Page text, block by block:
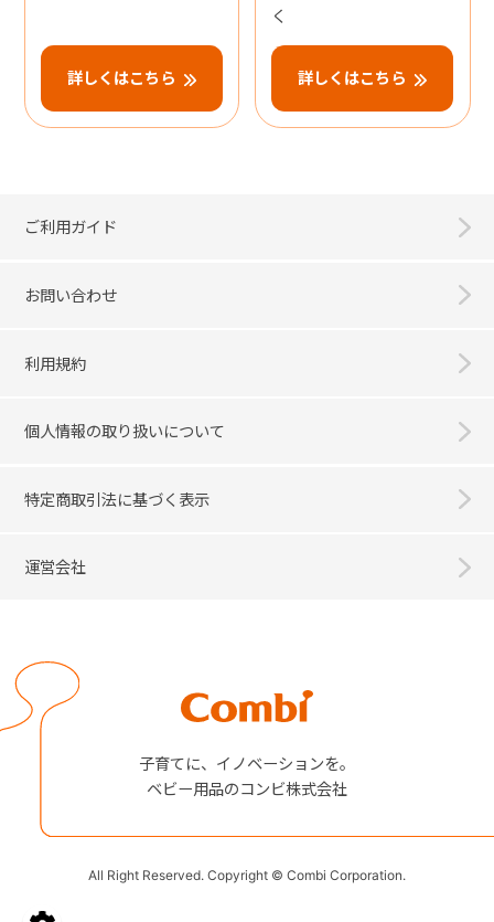
詳しくはこちら
く
詳しくはこちら
ご利用ガイド
お問い合わせ
利用規約
個人情報の取り扱いについて
特定商取引法に基づく表示
運営会社
子育てに、イノベーションを。
ベビー用品のコンビ株式会社
All Right Reserved. Copyright © Combi Corporation.